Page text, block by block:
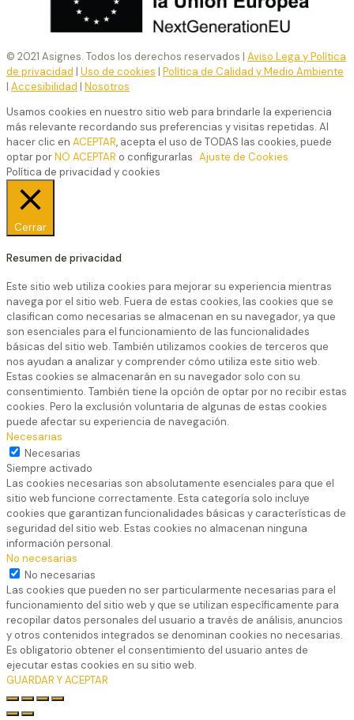
© 2021 Asignes. Todos los derechos reservados | Aviso Lega y Política
de privacidad | Uso de cookies | Política de Calidad y Medio Ambiente
| Accesibilidad | Nosotros
Usamos cookies en nuestro sitio web para brindarle la experiencia
más relevante recordando sus preferencias y visitas repetidas. Al
hacer clic en ACEPTAR, acepta el uso de TODAS las cookies, puede
optar porNO ACEPTAR o configurarlas Ajuste de Cookies
Política de privacidad y cookies
Cerrar
Resumen de privacidad
Este sitio web utiliza cookies para mejorar su experiencia mientras
navega por el sitio web. Fuera de estas cookies, las cookies que se
clasifican como necesarias se almacenan en su navegador, ya que
son esenciales para el funcionamiento de las funcionalidades
básicas del sitio web. También utilizamos cookies de terceros que
nos ayudan a analizar y comprender cómo utiliza este sitio web.
Estas cookies se almacenarán en su navegador solo con su
consentimiento. También tiene la opción de optar por no recibir estas
cookies. Pero la exclusión voluntaria de algunas de estas cookies
puede afectar su experiencia de navegación.
Necesarias
Necesarias
Siempre activado
Las cookies necesarias son absolutamente esenciales para que el
sitio web funcione correctamente. Esta categoría solo incluye
cookies que garantizan funcionalidades básicas y características de
seguridad del sitio web. Estas cookies no almacenan ninguna
información personal.
No necesarias
No necesarias
Las cookies que pueden no ser particularmente necesarias para el
funcionamiento del sitio web y que se utilizan específicamente para
recopilar datos personales del usuario a través de análisis, anuncios
y otros contenidos integrados se denominan cookies no necesarias.
Es obligatorio obtener el consentimiento del usuario antes de
ejecutar estas cookies en su sitio web.
GUARDAR Y ACEPTAR